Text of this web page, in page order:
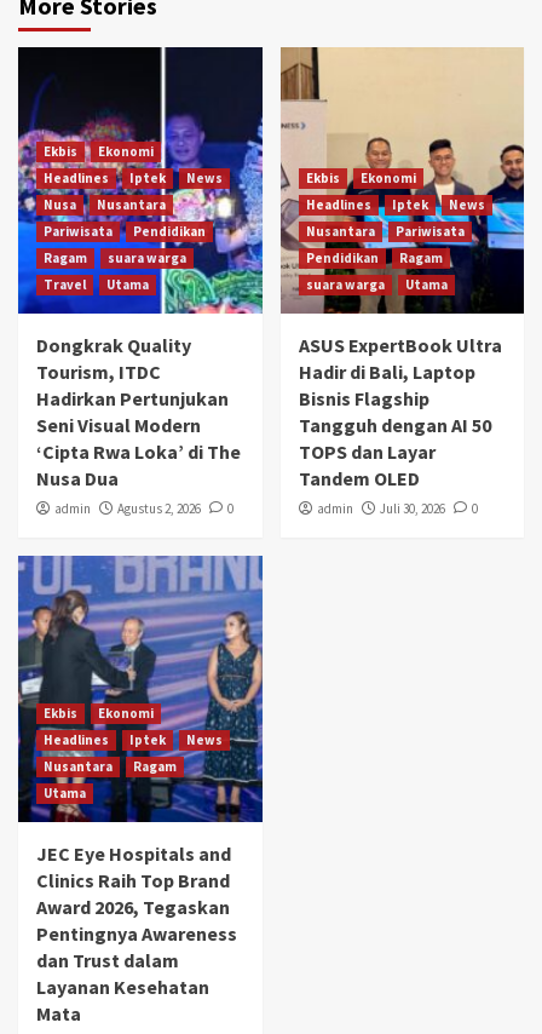
Ekbis
Ekonomi
Headlines
Iptek
News
Nusa
Nusantara
Pariwisata
Pendidikan
Ragam
suara warga
Travel
Utama
Dongkrak Quality
Tourism, ITDC
Hadirkan Pertunjukan
Seni Visual Modern
‘Cipta Rwa Loka’ di The
Nusa Dua
admin Agustus 2, 2026 0
Ekbis
Ekonomi
Headlines
Iptek
News
Nusantara
Pariwisata
Pendidikan
Ragam
suara warga
Utama
ASUS ExpertBook Ultra
Hadir di Bali, Laptop
Bisnis Flagship
Tangguh dengan AI 50
TOPS dan Layar
Tandem OLED
admin Juli 30, 2026 0
Ekbis
Ekonomi
Headlines
Iptek
News
Nusantara
Ragam
Utama
JEC Eye Hospitals and
Clinics Raih Top Brand
Award 2026, Tegaskan
Pentingnya Awareness
dan Trust dalam
Layanan Kesehatan
Mata